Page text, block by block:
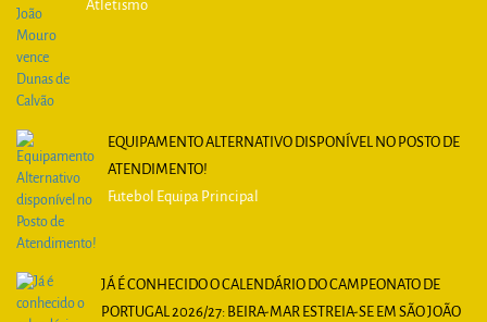
Atletismo
EQUIPAMENTO ALTERNATIVO DISPONÍVEL NO POSTO DE
ATENDIMENTO!
Futebol Equipa Principal
JÁ É CONHECIDO O CALENDÁRIO DO CAMPEONATO DE
PORTUGAL 2026/27: BEIRA-MAR ESTREIA-SE EM SÃO JOÃO